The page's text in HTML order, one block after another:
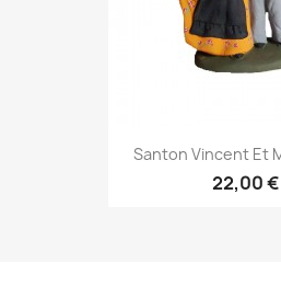
Santon Vincent Et
22,00 €